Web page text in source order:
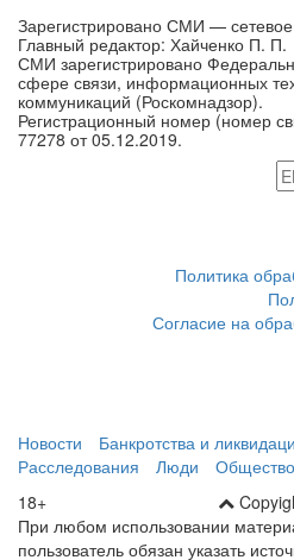
Зарегистрировано СМИ —
Главный редактор: Хайченко П. П.
СМИ зарегистрировано
сфере связи, информационных
коммуникаций (Роскомнадзор).
Регистрационный номер (номер
77278 от 05.12.2019.
Политика
Согласие на
Новости Банкротства и
Расследования
Люди Общество
18+
При любом использовании
пользователь обязан указать